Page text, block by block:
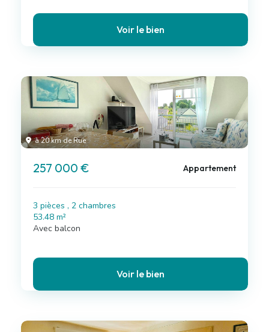
Voir le bien
à 20 km de Rue
257 000 € Appartement
3 pièces , 2 chambres
53.48 m²
Avec balcon
Voir le bien